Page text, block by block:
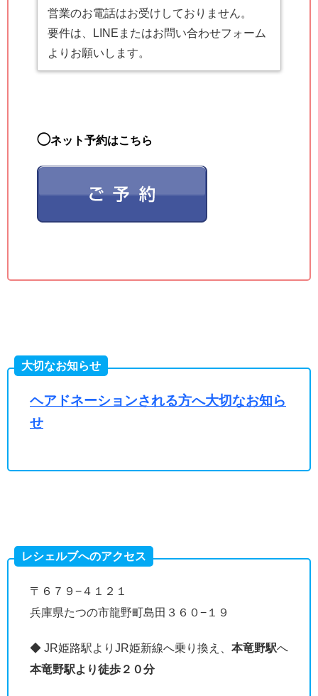
営業のお電話はお受けしておりません。
要件は、LINEまたはお問い合わせフォーム
よりお願いします。
◯ネット予約はこちら
大切なお知らせ
ヘアドネーションされる方へ大切なお知ら
せ
レシェルブへのアクセス
〒６７９−４１２１
兵庫県たつの市龍野町島田３６０−１９
◆ JR姫路駅よりJR姫新線へ乗り換え、 本竜野駅へ
本竜野駅より徒歩２０分